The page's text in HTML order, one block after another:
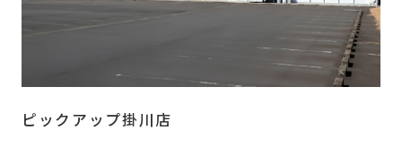
ピックアップ掛川店